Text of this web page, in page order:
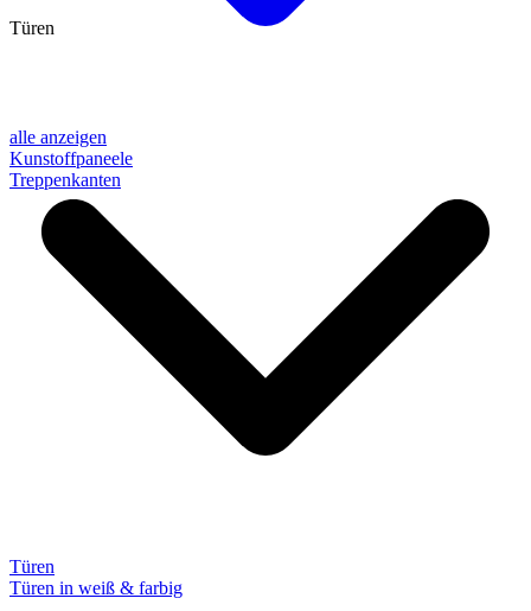
alle anzeigen
Kunstoffpaneele
Treppenkanten
Türen
Türen
Türen in weiß & farbig